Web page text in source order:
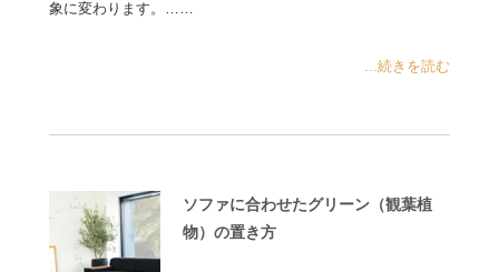
象に変わります。……
...続きを読む
ソファに合わせたグリーン（観葉植
物）の置き方